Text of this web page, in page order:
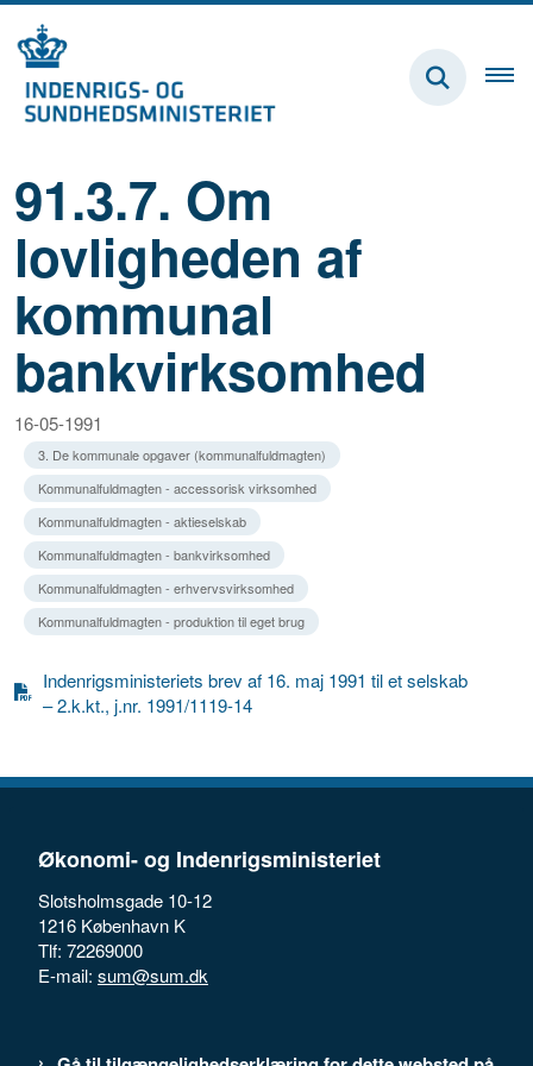
91.3.7. Om
lovligheden af
kommunal
bankvirksomhed
16-05-1991
3. De kommunale opgaver (kommunalfuldmagten)
Kommunalfuldmagten - accessorisk virksomhed
Kommunalfuldmagten - aktieselskab
Kommunalfuldmagten - bankvirksomhed
Kommunalfuldmagten - erhvervsvirksomhed
Kommunalfuldmagten - produktion til eget brug
Indenrigsministeriets brev af 16. maj 1991 til et selskab
– 2.k.kt., j.nr. 1991/1119-14
Økonomi- og Indenrigsministeriet
Slotsholmsgade 10-12
1216 København K
Tlf: 72269000
E-mail: sum@sum.dk